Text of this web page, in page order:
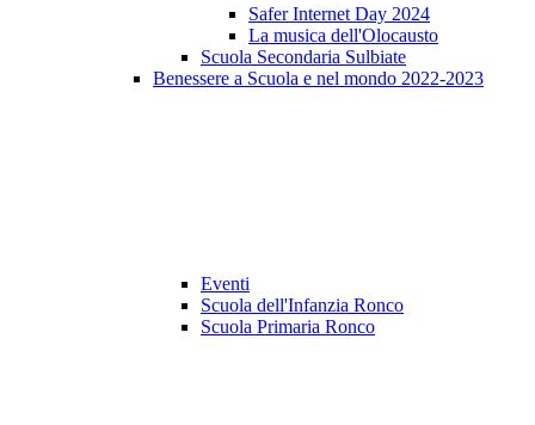
Safer Internet Day 2024
La musica dell'Olocausto
Scuola Secondaria Sulbiate
Benessere a Scuola e nel mondo 2022-2023
Eventi
Scuola dell'Infanzia Ronco
Scuola Primaria Ronco